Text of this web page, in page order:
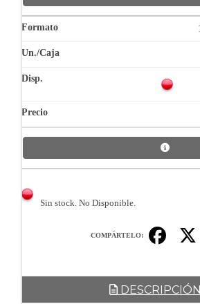
Sin stock. No Disponible.
COMPÁRTELO:
DESCRIPCIÓN